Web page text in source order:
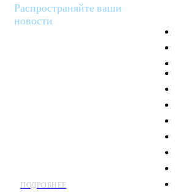
Распространяйте ваши
новости
ПОДРОБНЕЕ